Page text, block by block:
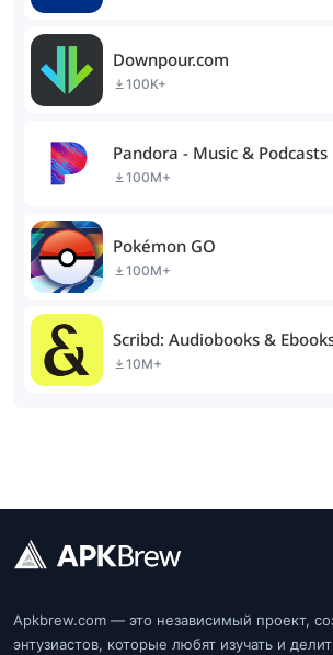
Downpour.com
100K+
Pandora - Music & Podcasts
100M+
Pokémon GO
100M+
Scribd: Audiobooks &
10M+
Apkbrew.com — это независимый проект,
энтузиастов, которые любят изучать и